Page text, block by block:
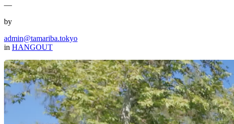
—
by
admin@tamariba.tokyo
in HANGOUT